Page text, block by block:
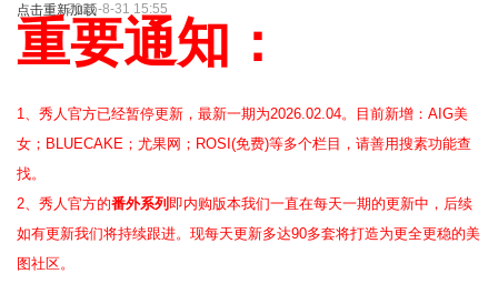
点击重新加载2025-8-31 15:55
重要通知：
1、秀人官方已经暂停更新，最新一期为2026.02.04。目前新增：AIG美
女；BLUECAKE；尤果网；ROSI(免费)等多个栏目，请善用搜素功能查
找。
2、 秀人官方的番外系列 即内购版本我们一直在每天一期的更新中，后续
如有更新我们将持续跟进。现每天更新多达90多套将打造为更全更稳的美
图社区。